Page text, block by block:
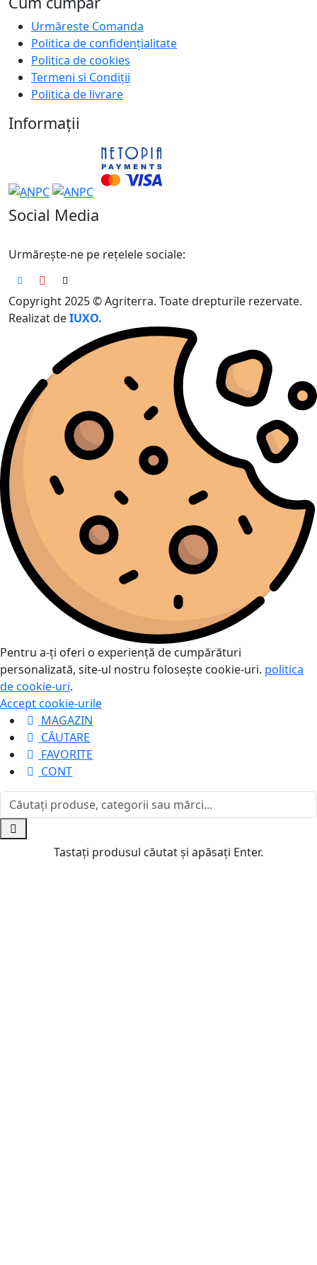
Urmăreste Comanda
Politica de confidențialitate
Politica de cookies
Termeni si Condiții
Politica de livrare
Informații
Social Media
Urmărește-ne pe rețelele sociale:
Copyright 2025 © Agriterra. Toate drepturile rezervate.
Realizat deIUXO.
Pentru a-ți oferi o experiență de cumpărături
personalizată, site-ul nostru folosește cookie-uri. politica
de cookie-uri.
Accept cookie-urile
MAGAZIN
CĂUTARE
FAVORITE
CONT
Tastați produsul căutat și apăsați Enter.